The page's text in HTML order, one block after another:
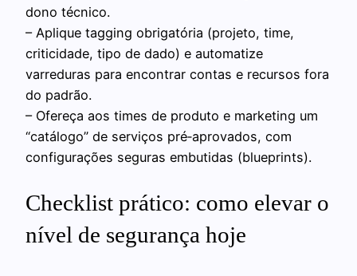
dono técnico.
– Aplique tagging obrigatória (projeto, time,
criticidade, tipo de dado) e automatize
varreduras para encontrar contas e recursos fora
do padrão.
– Ofereça aos times de produto e marketing um
“catálogo” de serviços pré‑aprovados, com
configurações seguras embutidas (blueprints).
Checklist prático: como elevar o
nível de segurança hoje